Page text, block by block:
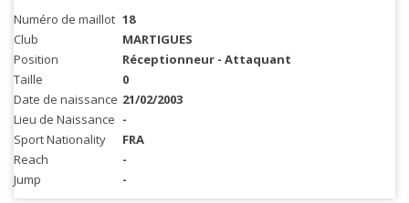
Numéro de maillot 18
Club
MARTIGUES
Position
Réceptionneur - Attaquant
Taille
0
Date de naissance 21/02/2003
Lieu de Naissance -
Sport Nationality
FRA
Reach
-
Jump
-